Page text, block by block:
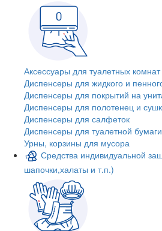
Аксессуары для туалетных комнат
Диспенсеры для жидкого и
Диспенсеры для покрытий на
Диспенсеры для полотенец и
Диспенсеры для салфеток
Диспенсеры для туалетной бумаги
Урны, корзины для мусора
Средства индивидуальной
шапочки,халаты и т.п.)